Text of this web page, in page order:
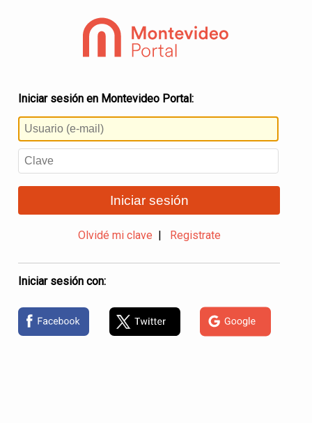
Iniciar sesión en Montevideo Portal:
Iniciar sesión
Olvidé mi clave Registrate
Iniciar sesión con: